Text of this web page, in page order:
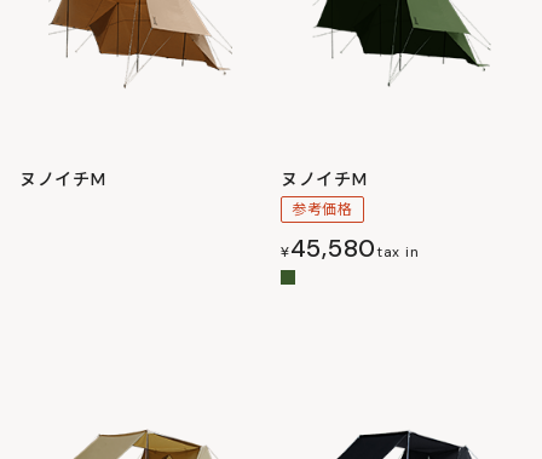
ヌノイチM ヌノイチM
参考価格
¥45,580tax in